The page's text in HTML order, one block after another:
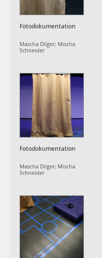
Fotodokumentation
Mascha Dilger; Mischa
Schneider
Fotodokumentation
Mascha Dilger; Mischa
Schneider